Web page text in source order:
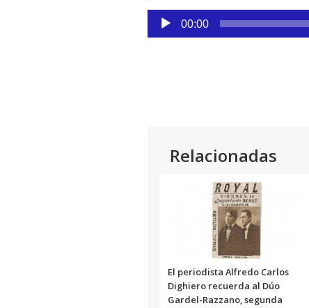
Reproductor
de
00:00
Relacionadas
El periodista Alfredo Carlos
Dighiero recuerda al Dúo
Gardel-Razzano, segunda